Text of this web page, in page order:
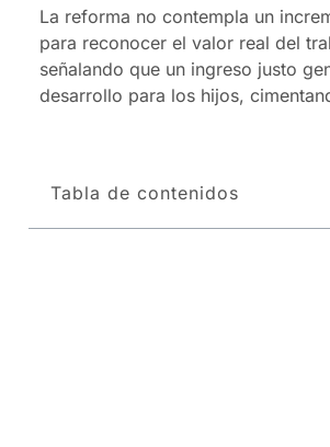
La reforma no contempla un
para reconocer el valor real del
señalando que un ingreso justo
desarrollo para los hijos,
Tabla de contenidos